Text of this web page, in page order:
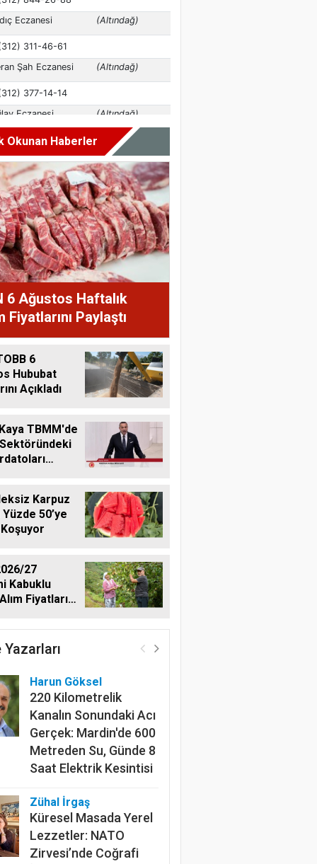
Okunan Haberler
6 Ağustos Haftalık
Fiyatlarını Paylaştı
6
Hububat
Açıkladı
TBMM'de
Karpuz
Yüzde 50’ye
27
Kabuklu
Fiyatlarını
Yazarları
Harun Göksel
220 Kilometrelik
Kanalın Sonundaki Acı
Gerçek: Mardin'de 600
Metreden Su, Günde 8
Saat Elektrik Kesintisi
Zühal İrgaş
Küresel Masada Yerel
Lezzetler: NATO
Zirvesi’nde Coğrafi